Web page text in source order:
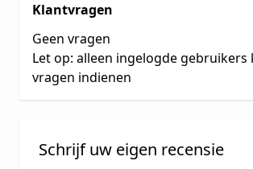
Klantvragen
Geen vragen
Let op: alleen ingelogde gebruikers
vragen indienen
Schrijf uw eigen recensie